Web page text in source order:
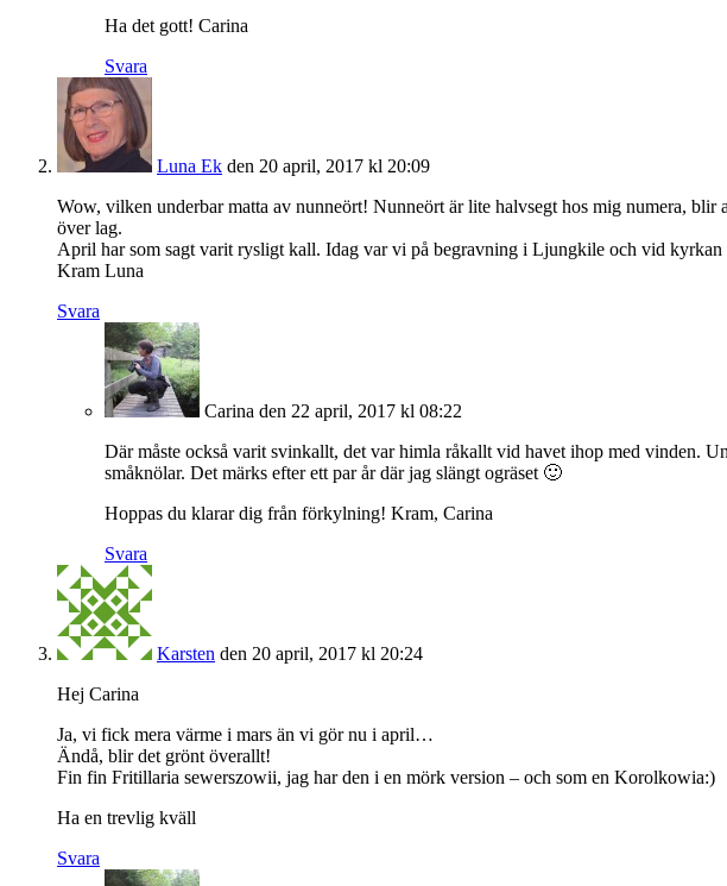
Ha det gott! Carina
Svara
Luna Ek den 20 april, 2017 kl 20:09
Wow, vilken underbar matta av nunneört! Nunneört är lite halvsegt hos mig numera,
över lag.
April har som sagt varit rysligt kall. Idag var vi på begravning i Ljungkile och vid kyrkan
Kram Luna
Svara
Carina den 22 april, 2017 kl 08:22
Där måste också varit svinkallt, det var himla råkallt vid havet ihop med vinden.
småknölar. Det märks efter ett par år där jag slängt ogräset 🙂
Hoppas du klarar dig från förkylning! Kram, Carina
Svara
Karsten den 20 april, 2017 kl 20:24
Hej Carina
Ja, vi fick mera värme i mars än vi gör nu i april…
Ändå, blir det grönt överallt!
Fin fin Fritillaria sewerszowii, jag har den i en mörk version – och som en Korolkowia:)
Ha en trevlig kväll
Svara